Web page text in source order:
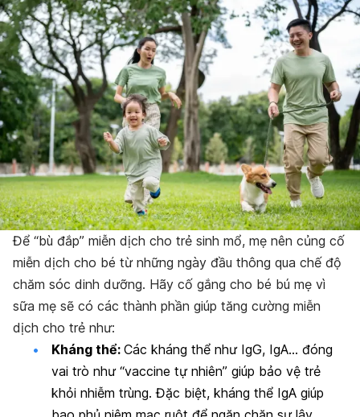
Để “bù đắp” miễn dịch cho trẻ sinh mổ, mẹ nên củng cố
miễn dịch cho bé từ những ngày đầu thông qua chế độ
chăm sóc dinh dưỡng. Hãy cố gắng cho bé bú mẹ vì
sữa mẹ sẽ có các thành phần giúp tăng cường miễn
dịch cho trẻ như:
Kháng thể: Các kháng thể như IgG, IgA… đóng
vai trò như “vaccine tự nhiên” giúp bảo vệ trẻ
khỏi nhiễm trùng. Đặc biệt, kháng thể IgA giúp